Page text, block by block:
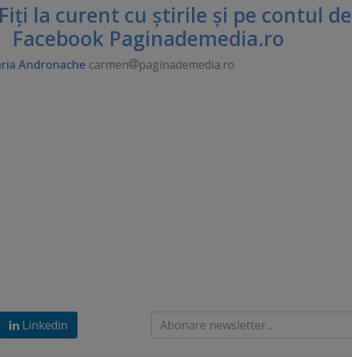
la curent cu ştirile şi pe contul de
Facebook Paginademedia.ro
Andronache carmen paginademedia.ro
Linkedin